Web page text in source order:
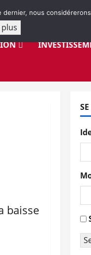
baisse
nous